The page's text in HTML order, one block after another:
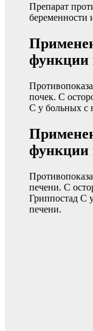
Препарат
беременности
функции
почек. С
С у больных с
функции
печени. С
Гриппостад С
печени.